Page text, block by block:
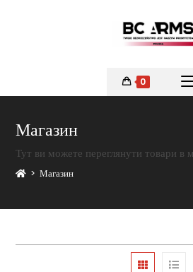
0
Магазин
Тут ви можете переглянути товари в
> Магазин